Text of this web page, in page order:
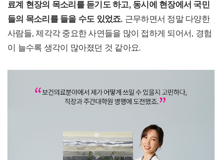
료계 현장의 목소리를 듣기도 하고, 동시에 현장에서 국민
들의 목소리를 들을 수도 있었죠. 근무하면서 정말 다양한
사람들, 제각각 중요한 사연들을 많이 접하게 되어서, 경험
이 늘수록 생각이 많아졌던 것 같아요.